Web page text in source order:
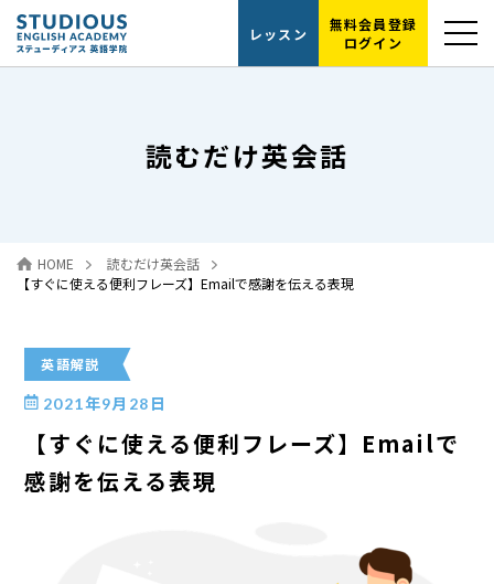
レッスンの流れ
読むだけ英会話
レッスン
無料会員登録
ログイン
読むだけ英会話
HOME
読むだけ英会話
【すぐに使える便利フレーズ】Emailで感謝を伝える表現
英語解説
2021年9月28日
【すぐに使える便利フレーズ】Emailで
感謝を伝える表現